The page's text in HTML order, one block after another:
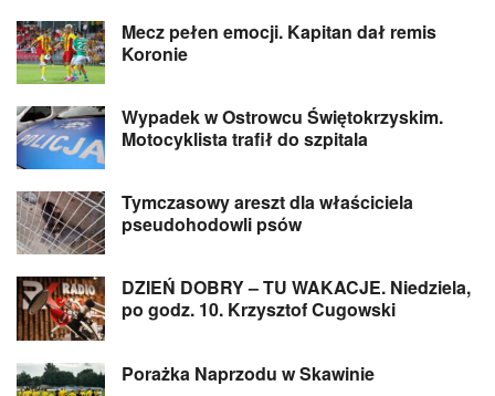
Mecz pełen emocji. Kapitan dał remis
Koronie
Wypadek w Ostrowcu Świętokrzyskim.
Motocyklista trafił do szpitala
Tymczasowy areszt dla właściciela
pseudohodowli psów
DZIEŃ DOBRY – TU WAKACJE. Niedziela,
po godz. 10. Krzysztof Cugowski
Porażka Naprzodu w Skawinie